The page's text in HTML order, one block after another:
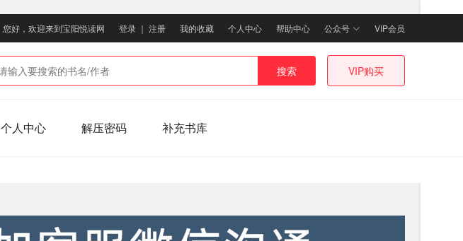
您好，欢迎来到宝阳悦读网 登录 ｜ 注册 我的收藏 个人中心 帮助中心 公众号 VIP会员
搜索 VIP购买
个人中心 解压密码 补充书库